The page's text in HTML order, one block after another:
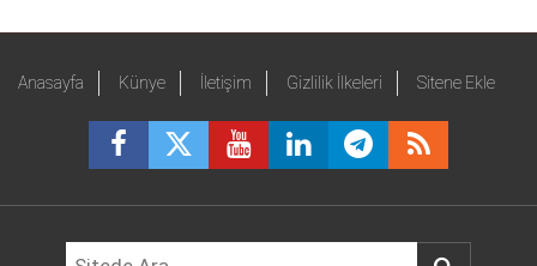
Anasayfa Künye İletişim Gizlilik İlkeleri Sitene Ekle